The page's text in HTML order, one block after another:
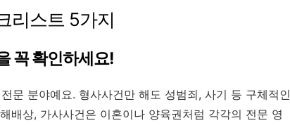
리스트 5가지
꼭 확인하세요!
문 분야예요. 형사사건만 해도 성범죄, 사기 등 구체적인
배상, 가사사건은 이혼이나 양육권처럼 각각의 전문 영